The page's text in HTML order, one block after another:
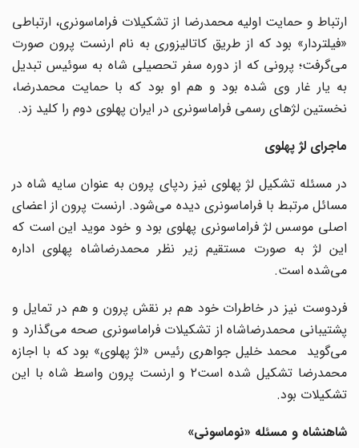
ارتباط و حمایت اولیه محمدرضا از تشکیلات فراماسونری، ارتباطی
«فیلتردار» بود که از طریق کاتالیزوری به نام ارنست پرون صورت
می‌گرفت؛ پرونی که از دوره سفر تحصیلی شاه به سوئیس تبدیل
به یار غار وی شده بود و هم او بود که با حمایت محمدرضا،
نخستین لژهای رسمی فراماسونری در ایران پهلوی دوم را کلید زد.
ماجرای لژ پهلوی
در مسئله تشکیل لژ پهلوی نیز ردپای پرون به عنوان سایه شاه در
مسائل مرتبط با فراماسونری دیده می‌شود. ارنست پرون از اعضای
اصلی موسس لژ فراماسونری پهلوی بود و خود موید این است که
این لژ به صورت مستقیم زیر نظر محمدرضاشاه پهلوی اداره
می‌شده است.
فردوست نیز در خاطرات خود هم بر نقش پرون و هم در تمایل و
پشتیبانی محمدرضاشاه از تشکیلات فراماسونری صحه می‌گذارد و
می‌گوید محمد خلیل جواهری رئیس «لژ پهلوی» بود که با اجازه
محمدرضا تشکیل شده است۲ و ارنست پرون واسط شاه با این
تشکیلات بود.
شاهنشاه و مسئله «نوماسونی»